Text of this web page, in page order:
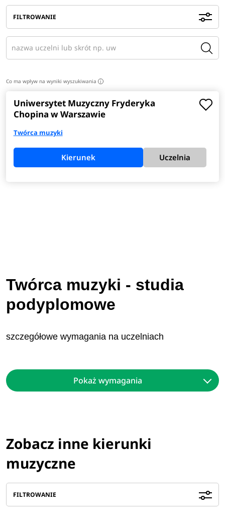
FILTROWANIE
Co ma wpływ na wyniki wyszukiwania i
Uniwersytet Muzyczny Fryderyka
Chopina w Warszawie
Twórca muzyki
Kierunek Uczelnia
Twórca muzyki - studia
podyplomowe
szczegółowe wymagania na uczelniach
Pokaż wymagania
Zobacz inne kierunki
muzyczne
FILTROWANIE